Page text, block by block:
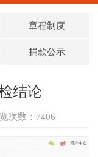
章程制度
捐款公示
结论
次数： 7406